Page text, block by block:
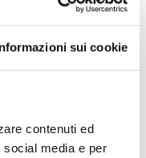
sui cookie
contenuti ed
social media e per
Valentina Banci
le due sponde
stavolta a
cittadini stranieri,
e scacchi nelle scuole
e lettore